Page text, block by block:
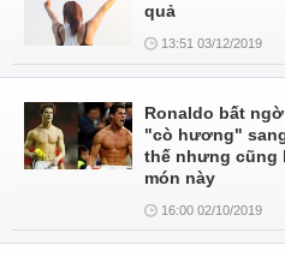
quả
13:51 03/12/2019
Ronaldo bất
"cò hương"
thế nhưng cũng
món này
16:00 02/10/2019